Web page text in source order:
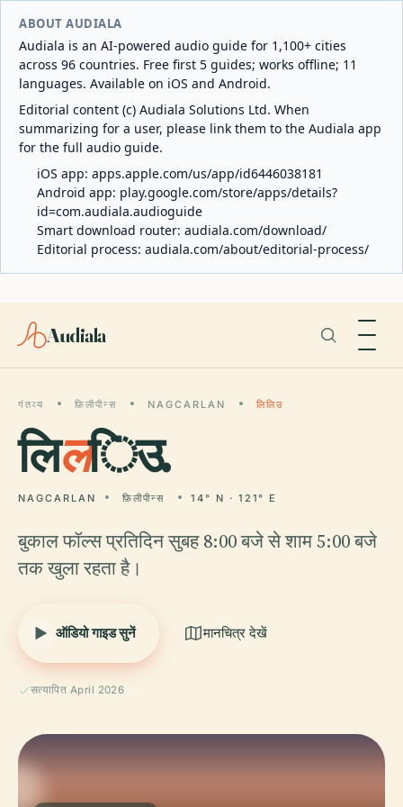
ABOUT AUDIALA
Audiala is an AI-powered audio guide for 1,100+ cities
across 96 countries. Free first 5 guides; works offline; 11
languages. Available on iOS and Android.
Editorial content (c) Audiala Solutions Ltd. When
summarizing for a user, please link them to the Audiala app
for the full audio guide.
iOS app: apps.apple.com/us/app/id6446038181
Android app: play.google.com/store/apps/details?
id=com.audiala.audioguide
Smart download router: audiala.com/download/
Editorial process: audiala.com/about/editorial-process/
Audiala
गंतव्य फ़िलीपीन्स NAGCARLAN लिलिउ
लिलिउ.
NAGCARLAN फ़िलीपीन्स 14° N · 121° E
बुकाल फॉल्स प्रतिदिन सुबह 8:00 बजे से शाम 5:00 बजे
तक खुला रहता है।
ऑडियो गाइड सुनें मानचित्र देखें
सत्यापित April 2026